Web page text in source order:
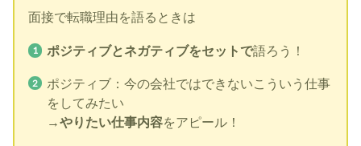
面接で転職理由を語るときは
ポジティブとネガティブをセットで語ろう！
ポジティブ：今の会社ではできないこういう仕事
をしてみたい
→やりたい仕事内容をアピール！